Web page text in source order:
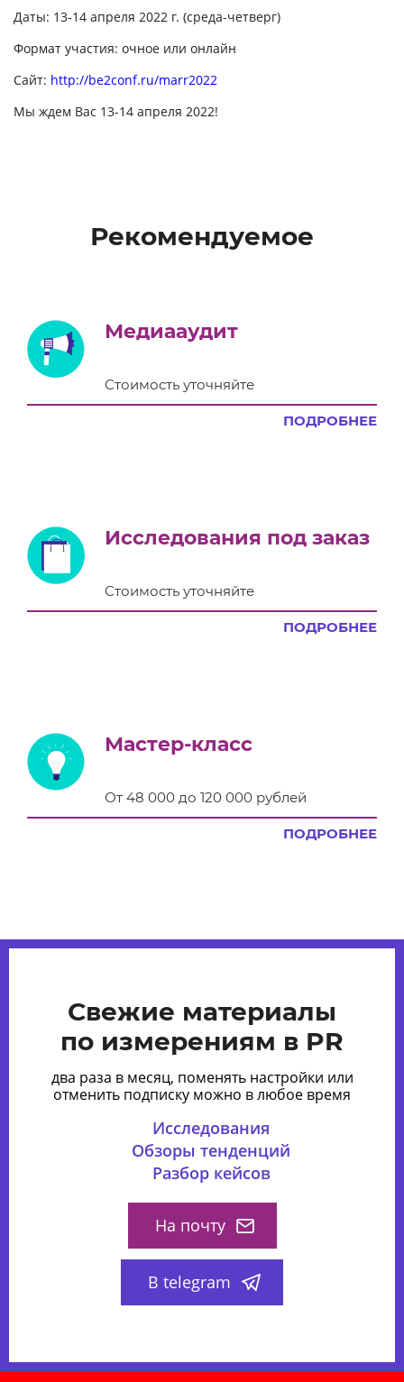
Даты: 13-14 апреля 2022 г. (среда-четверг)
Формат участия: очное или онлайн
Сайт: http://be2conf.ru/marr2022
Мы ждем Вас 13-14 апреля 2022!
Рекомендуемое
Медиааудит
Стоимость уточняйте
ПОДРОБНЕЕ
Исследования под заказ
Стоимость уточняйте
ПОДРОБНЕЕ
Мастер-класс
От 48 000 до 120 000 рублей
ПОДРОБНЕЕ
Свежие материалы
по измерениям в PR
два раза в месяц, поменять настройки или
отменить подписку можно в любое время
Исследования
Обзоры тенденций
Разбор кейсов
На почту
В telegram